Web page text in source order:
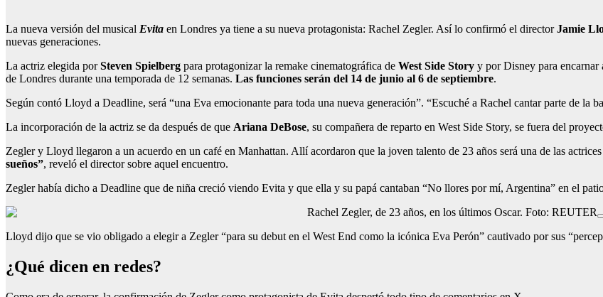
La nueva versión del musical Evita en Londres ya tiene a su nueva protagonista: Rachel Zegler. Así lo confirmó el directorJamie
nuevas generaciones.
La actriz elegida porSteven Spielberg para protagonizar la remake cinematográfica de West Side Story y por Disney para encarnar
de Londres durante una temporada de 12 semanas. Las funciones serán del 14 de junio al 6 de septiembre.
Según contó Lloyd a Deadline, será “una Eva emocionante para toda una nueva generación”. “Escuché a Rachel cantar parte de la
La incorporación de la actriz se da después de que Ariana DeBose, su compañera de reparto en West Side Story, se fuera del
Zegler y Lloyd llegaron a un acuerdo en un café en Manhattan. Allí acordaron que la joven talento de 23 años será una de las
sueños”, reveló el director sobre aquel encuentro.
Zegler había dicho a Deadline que de niña creció viendo Evita y que ella y su papá cantaban “No llores por mí, Argentina” en el
Rachel Zegler, de 23 años, en los últimos Oscar. Foto: REUTER
Lloyd dijo que se vio obligado a elegir a Zegler “para su debut en el West End como la icónica Eva Perón” cautivado por sus
¿Qué dicen en redes?